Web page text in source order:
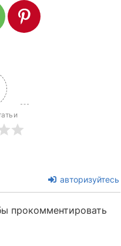
авторизуйтесь
прокомментировать